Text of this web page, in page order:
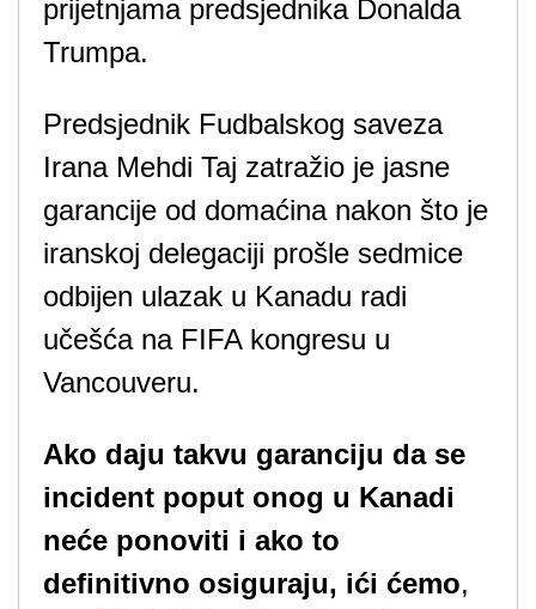
prijetnjama predsjednika Donalda
Trumpa.
Predsjednik Fudbalskog saveza
Irana Mehdi Taj zatražio je jasne
garancije od domaćina nakon što je
iranskoj delegaciji prošle sedmice
odbijen ulazak u Kanadu radi
učešća na FIFA kongresu u
Vancouveru.
Ako daju takvu garanciju da se
incident poput onog u Kanadi
neće ponoviti i ako to
definitivno osiguraju, ići ćemo,